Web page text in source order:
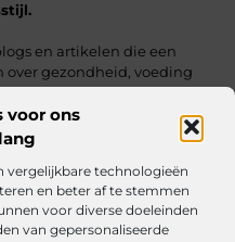
voor ons
vergelijkbare technologieën
en beter af te stemmen
voor diverse doeleinden
van gepersonaliseerde
en artikelen die een
over gezondheid, voeding